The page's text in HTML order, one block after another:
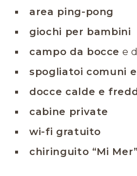
area ping-pong
giochi per bambini
campo da bocce e
spogliatoi comuni
docce calde e
cabine private
wi-fi gratuito
chiringuito “Mi Mer”